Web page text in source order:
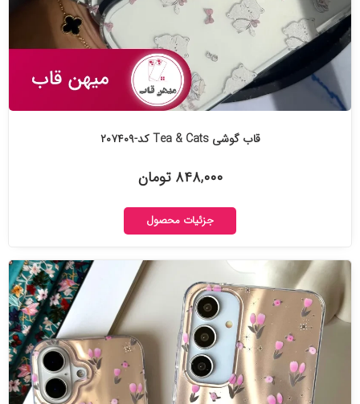
قاب گوشی Tea & Cats کد-۲۰۷۴۰۹
۸۴۸,۰۰۰ تومان
جزئیات محصول